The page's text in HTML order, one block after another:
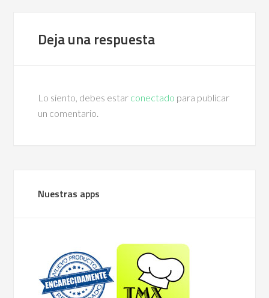
Deja una respuesta
Lo siento, debes estar conectado para publicar
un comentario.
Nuestras apps